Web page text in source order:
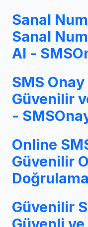
Sanal
Sanal
Al -
SMS
Güvenilir
-
Online
Güvenilir
Güvenilir